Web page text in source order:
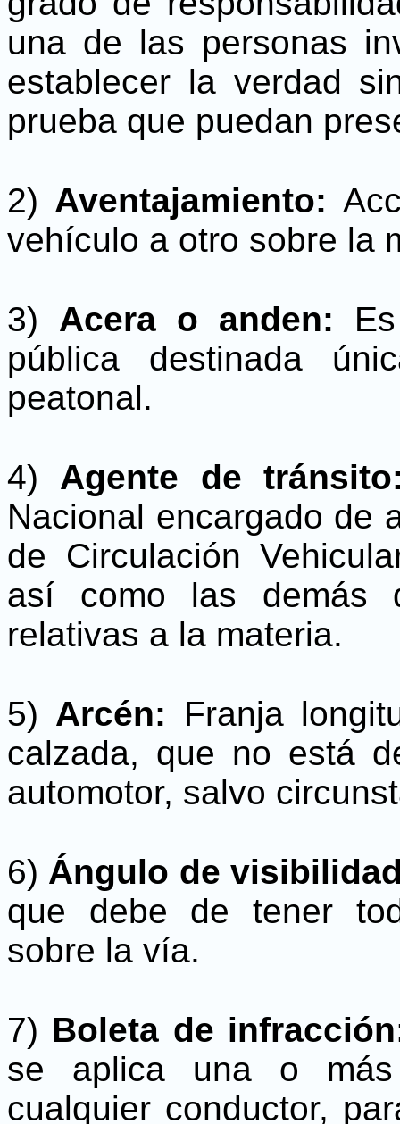
una de las personas
establecer la verdad
prueba que puedan
2) Aventajamiento:
vehículo a otro sobre la
3) Acera o anden:
pública destinada
peatonal.
4) Agente de
Nacional encargado de
de Circulación
así como las demás
relativas a la materia.
5) Arcén: Franja
calzada, que no está
automotor, salvo
6) Ángulo de
que debe de tener
sobre la vía.
7) Boleta de
se aplica una o
cualquier conductor,